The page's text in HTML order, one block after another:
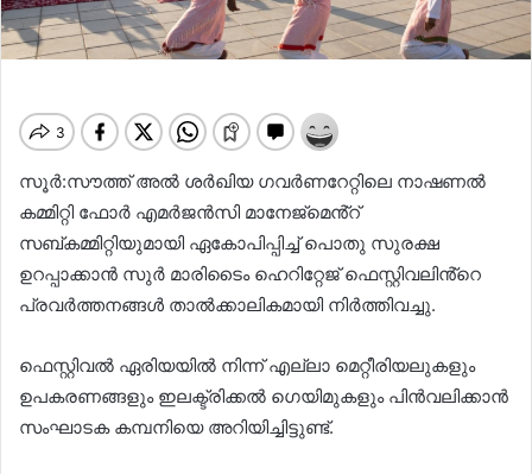
സൂർ:സൗത്ത് അൽ ശർഖിയ ഗവർണറേറ്റിലെ നാഷണൽ
കമ്മിറ്റി ഫോർ എമർജൻസി മാനേജ്‌മെൻ്റ്
സബ്‌കമ്മിറ്റിയുമായി ഏകോപിപ്പിച്ച് പൊതു സുരക്ഷ
ഉറപ്പാക്കാൻ സുർ മാരിടൈം ഹെറിറ്റേജ് ഫെസ്റ്റിവലിൻ്റെ
പ്രവർത്തനങ്ങൾ താൽക്കാലികമായി നിർത്തിവച്ചു.
ഫെസ്റ്റിവൽ ഏരിയയിൽ നിന്ന് എല്ലാ മെറ്റീരിയലുകളും
ഉപകരണങ്ങളും ഇലക്ട്രിക്കൽ ഗെയിമുകളും പിൻവലിക്കാൻ
സംഘാടക കമ്പനിയെ അറിയിച്ചിട്ടുണ്ട്.